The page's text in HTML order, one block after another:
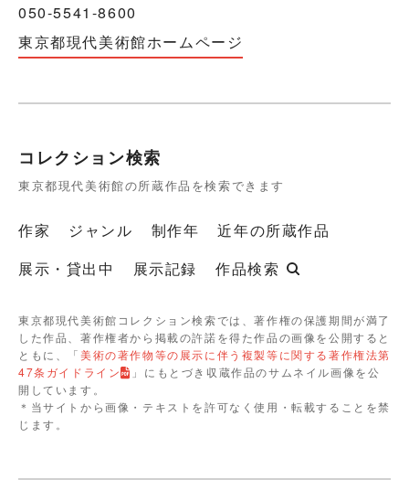
050-5541-8600
東京都現代美術館ホームページ
コレクション検索
東京都現代美術館の所蔵作品を検索できます
作家 ジャンル 制作年
近年の所蔵作品
展示・貸出中
展示記録 作品検索
東京都現代美術館コレクション検索では、著作権の保護期間が満了
した作品、著作権者から掲載の許諾を得た作品の画像を公開すると
ともに、「美術の著作物等の展示に伴う複製等に関する著作権法第
47条ガイドライン
」にもとづき収蔵作品のサムネイル画像を公
開しています。
＊当サイトから画像・テキストを許可なく使用・転載することを禁
じます。